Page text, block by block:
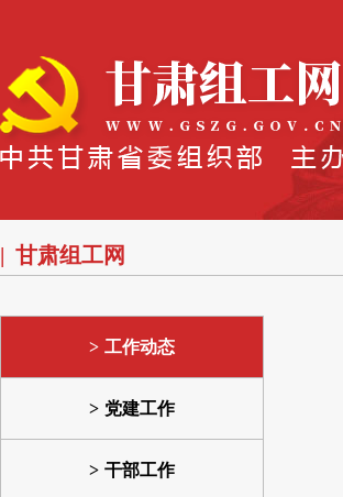
甘肃组工网
工作动态
党建工作
干部工作